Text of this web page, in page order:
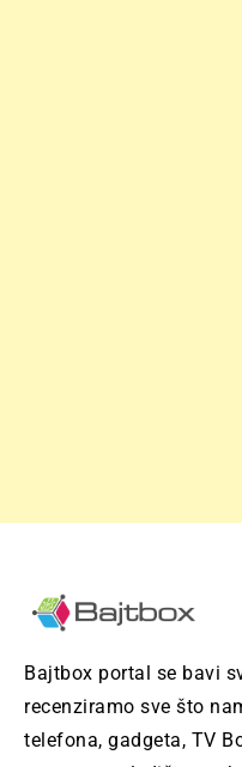
Bajtbox portal se bavi
recenziramo sve što
telefona, gadgeta, TV